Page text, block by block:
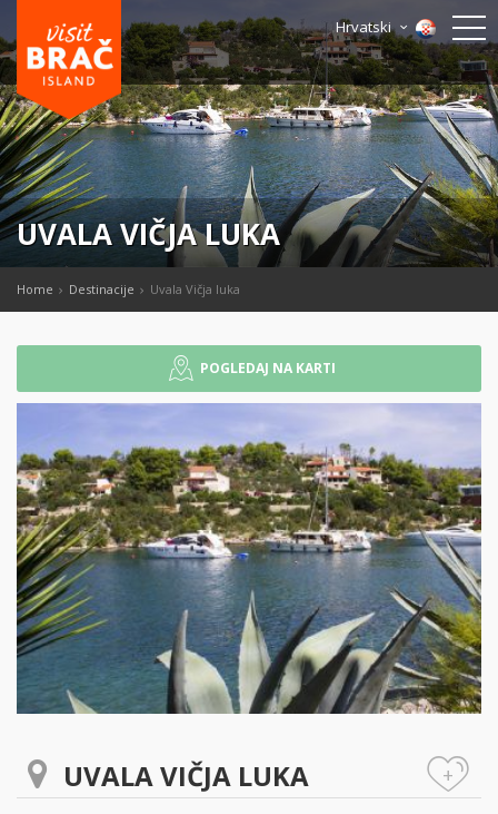
Hrvatski
UVALA VIČJA LUKA
Home Destinacije Uvala Vičja luka
POGLEDAJ NA KARTI
UVALA VIČJA LUKA +